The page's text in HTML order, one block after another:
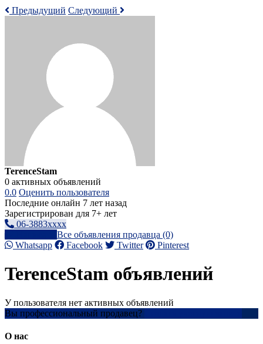
Предыдущий Следующий
TerenceStam
0 активных объявлений
0.0 Оценить пользователя
Последние онлайн 7 лет назад
Зарегистрирован для 7+ лет
06-3883xxxx
Все объявления продавца (0)
Whatsapp
Facebook Twitter Pinterest
TerenceStam объявлений
У пользователя нет активных объявлений
Вы профессиональный продавец?
О нас